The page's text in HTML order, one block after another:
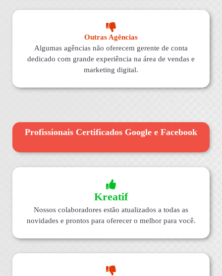
Outras Agências
Algumas agências não oferecem gerente de conta
dedicado com grande experiência na área de vendas e
marketing digital.
Profissionais Certificados Google e Facebook
Kreatif
Nossos colaboradores estão atualizados a todas as
novidades e prontos para oferecer o melhor para você.